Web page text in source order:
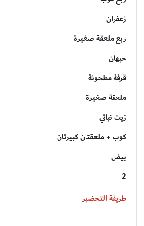
زعفران
ربع ملعقة صغيرة
حبهان
قرفة مطحونة
ملعقة صغيرة
زيت نباتي
كوب + ملعقتان كبيرتان
بيض
2
طريقة التحضير